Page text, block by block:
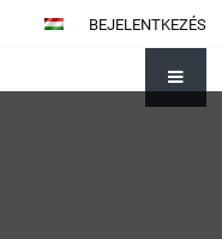
BEJELENTKEZÉS